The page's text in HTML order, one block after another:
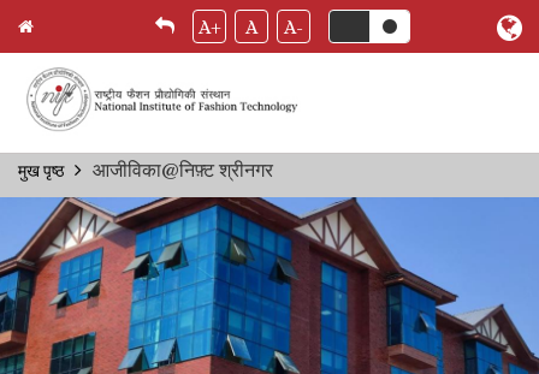
Skip
content
A+ A A-
Breadcrumb
मुख पृष्ठ आजीविका@निफ़्ट श्रीनगर